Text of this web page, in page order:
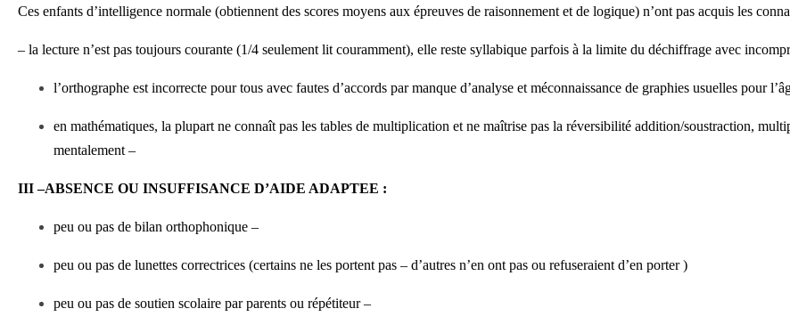
Ces enfants d’intelligence normale (obtiennent des scores moyens aux épreuves de raisonnement et de logique) n’ont pas acquis les
– la lecture n’est pas toujours courante (1/4 seulement lit couramment), elle reste syllabique parfois à la limite du déchiffrage avec
l’orthographe est incorrecte pour tous avec fautes d’accords par manque d’analyse et méconnaissance de graphies usuelles pour
en mathématiques, la plupart ne connaît pas les tables de multiplication et ne maîtrise pas la réversibilité addition/soustraction,
mentalement –
III –ABSENCE OU INSUFFISANCE D’AIDE ADAPTEE :
peu ou pas de bilan orthophonique –
peu ou pas de lunettes correctrices (certains ne les portent pas – d’autres n’en ont pas ou refuseraient d’en porter )
peu ou pas de soutien scolaire par parents ou répétiteur –